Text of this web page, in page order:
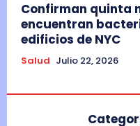
Confirman quinta
encuentran
edificios de NYC
Salud Julio 22, 2026